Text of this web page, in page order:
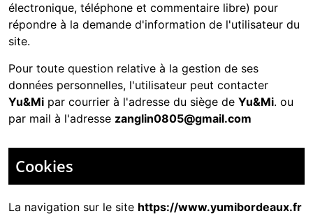
électronique, téléphone et commentaire libre) pour
répondre à la demande d'information de l'utilisateur du
site.
Pour toute question relative à la gestion de ses
données personnelles, l'utilisateur peut contacter
Yu&Mi par courrier à l'adresse du siège de Yu&Mi. ou
par mail à l'adresse zanglin0805@gmail.com
Cookies
La navigation sur le site https://www.yumibordeaux.fr